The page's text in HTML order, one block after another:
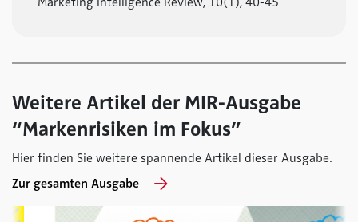
Weitere Artikel der MIR-Ausgabe
“Markenrisiken im Fokus”
Hier finden Sie weitere spannende Artikel dieser Ausgabe.
Zur gesamten Ausgabe